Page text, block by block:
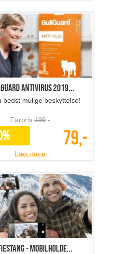
Antivirus 2019...
bedst mulige beskyttelse!
Førpris199,-
79,-
Læs mere
- mobilholde...